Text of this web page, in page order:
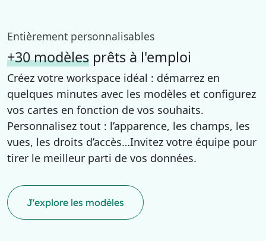
Entièrement personnalisables
+30 modèles prêts à l'emploi
Créez votre workspace idéal : démarrez en
quelques minutes avec les modèles et configurez
vos cartes en fonction de vos souhaits.
Personnalisez tout : l’apparence, les champs, les
vues, les droits d’accès…Invitez votre équipe pour
tirer le meilleur parti de vos données.
J'explore les modèles